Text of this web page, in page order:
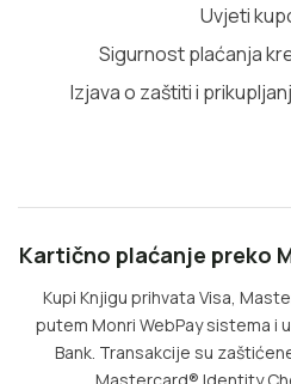
Uvjeti
Sigurnost plaćanja
Izjava o zaštiti i
Kartično plaćanje preko
Kupi Knjigu prihvata Visa,
putem Monri WebPay sistema i
Bank. Transakcije su